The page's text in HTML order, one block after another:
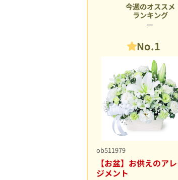
今週のオススメ
ランキング
No.1
ob511979
【お盆】お供えのア
ジメント